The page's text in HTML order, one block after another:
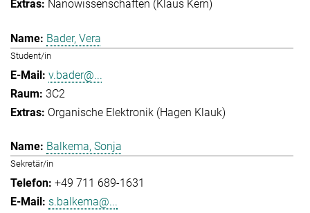
Nanowissenschaften (Klaus Kern)
Bader, Vera
Student/in
v.bader@...
3C2
Organische Elektronik (Hagen Klauk)
Balkema, Sonja
Sekretär/in
+49 711 689-1631
s.balkema@...